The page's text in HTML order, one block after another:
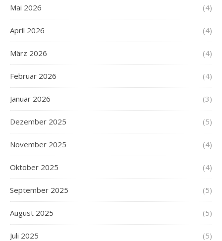
Mai 2026 (4)
April 2026 (4)
März 2026 (4)
Februar 2026 (4)
Januar 2026 (3)
Dezember 2025 (5)
November 2025 (4)
Oktober 2025 (4)
September 2025 (5)
August 2025 (5)
Juli 2025 (5)